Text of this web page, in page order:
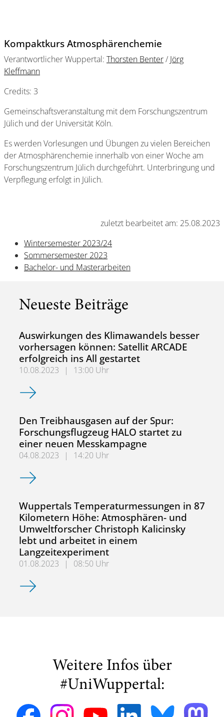
Kompaktkurs Atmosphärenchemie
Verantwortlicher Wuppertal: Thorsten Benter/ Jörg
Kleffmann
Credits: 3
Gemeinschaftsveranstaltung mit dem Forschungszentrum
Jülich und der Universität Köln.
Es werden Vorlesungen und Übungen zu vielen Bereichen
der Atmosphärenchemie innerhalb von einer Woche am
Forschungszentrum Jülich durchgeführt. Unterbringung und
Verpflegung erfolgt in Jülich.
zuletzt bearbeitet am: 25.08.2023
Wintersemester 2023/24
Sommersemester 2023
Bachelor- und Masterarbeiten
Neueste Beiträge
Auswirkungen des Klimawandels besser
vorhersagen können: Satellit ARCADE
erfolgreich ins All gestartet
10.08.2023 |
13:00 Uhr
Auswirkungen des Klimawandels besser vorhersagen
Den Treibhausgasen auf der Spur:
Forschungsflugzeug HALO startet zu
einer neuen Messkampagne
04.08.2023 |
14:20 Uhr
Den Treibhausgasen auf der Spur: Forschungsflugzeug
Wuppertals Temperaturmessungen in 87
Kilometern Höhe: Atmosphären- und
Umweltforscher Christoph Kalicinsky
lebt und arbeitet in einem
Langzeitexperiment
01.08.2023 |
08:50 Uhr
Wuppertals Temperaturmessungen in 87 Kilometern
Weitere Infos über
#UniWuppertal: